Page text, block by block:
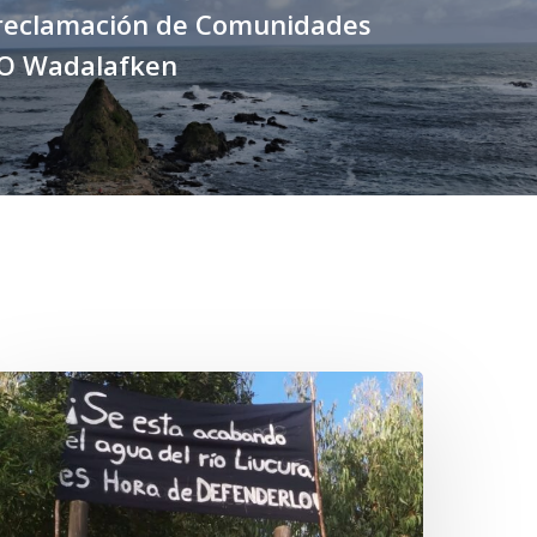
de Comunidades
Wadalafken